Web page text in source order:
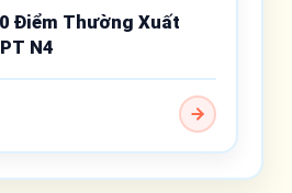
Điểm Thường Xuất
N4